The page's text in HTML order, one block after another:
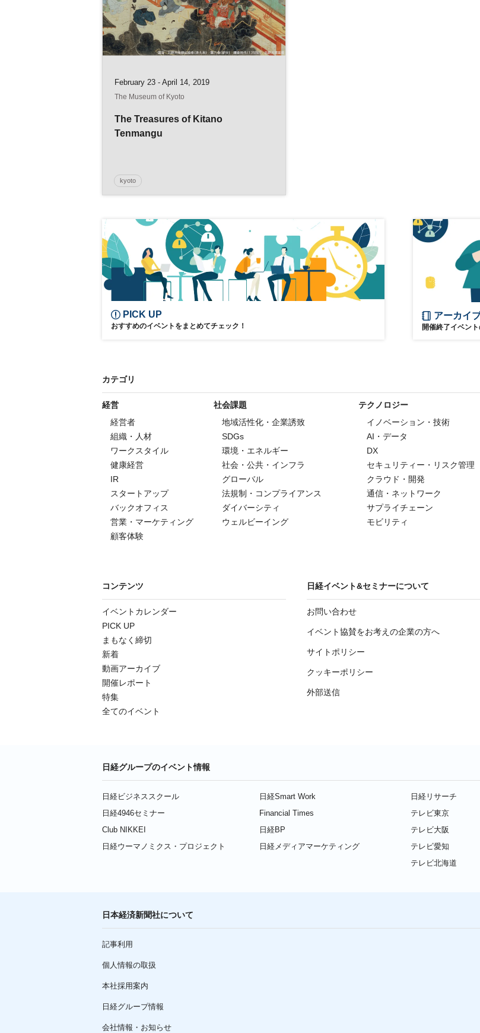
February 23 - April 14, 2019
The Museum of Kyoto
The Treasures of Kitano
Tenmangu
kyoto
PICK UP
おすすめのイベントをまとめてチェック！
アーカイ
開催終了イベン
カテゴリ
経営
経営者
組織・人材
ワークスタイル
健康経営
IR
スタートアップ
バックオフィス
営業・マーケティング
顧客体験
社会課題
地域活性化・企業誘致
SDGs
環境・エネルギー
社会・公共・インフラ
グローバル
法規制・コンプライアンス
ダイバーシティ
ウェルビーイング
テクノロジー
イノベーション・技術
AI・データ
DX
セキュリティー・リスク管理
クラウド・開発
通信・ネットワーク
サプライチェーン
モビリティ
コンテンツ
イベントカレンダー
PICK UP
まもなく締切
新着
動画アーカイブ
開催レポート
特集
全てのイベント
日経イベント&セミナーについて
お問い合わせ
イベント協賛をお考えの企業の方へ
サイトポリシー
クッキーポリシー
外部送信
日経グループのイベント情報
日経ビジネススクール
日経4946セミナー
Club NIKKEI
日経ウーマノミクス・プロジェクト
日経Smart Work
Financial Times
日経BP
日経メディアマーケティング
日経リサーチ
テレビ東京
テレビ大阪
テレビ愛知
テレビ北海道
日本経済新聞社について
記事利用
個人情報の取扱
本社採用案内
日経グループ情報
会社情報・お知らせ